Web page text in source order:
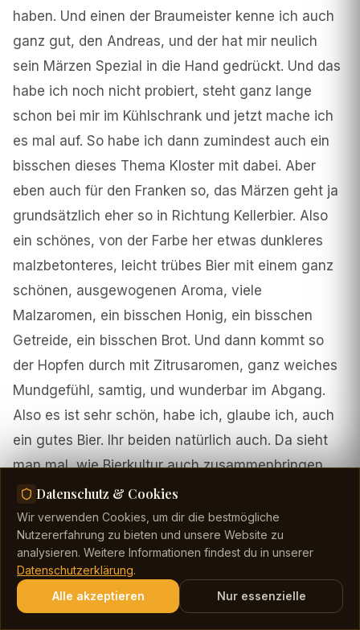
haben. Und einen der Braumeister kenne ich auch
ganz gut, den Andreas, und der hat mir neulich
sein Märzen Spezial in die Hand gedrückt. Und das
habe ich noch nicht probiert, steht ganz lange
schon bei mir im Kühlschrank und jetzt mache ich
es mal auf. So habe ich dann zumindest auch ein
bisschen dieses Thema Kloster mit dabei. Aber
eben auch für den Franken so, das Märzen geht ja
grundsätzlich eher so in Richtung Kellerbier. Also
ein schönes, von der Farbe her etwas dunkleres
malzbetonteres, leicht trübes Bier mit einem ganz
schönen, ausgewogenen Aroma, viele
Malzaromen, ein bisschen Honig, ein bisschen
Getreide, ein bisschen Brot. Und dann kommt so
der Hopfen durch mit Zitrusaromen, ganz weiches
Mundgefühl, samtig, und wunderbar im Abgang.
Also es ist sehr schön, habe ich, glaube ich, auch
ein gutes Bier. Ihr beiden natürlich auch. Da sieht
man mal, wie Bierkultur auch zusammenbringen
kann. Und da sind wir vielleicht bei einem anderen
großen Thema von dir, Henri, nämlich dem Thema
EBCU – The European Beer Consumers Union. Bis
vor fünf, sechs Jahren wusste ich gar nicht, dass
es sowas gibt und was das ist. Ich glaube, vielen
Hörern geht’s auch so. Du bist ja da schon quasi
Datenschutz & Cookies
Wir verwenden Cookies, um dir die bestmögliche
Nutzererfahrung zu bieten und unsere Website zu
analysieren. Weitere Informationen findest du in unserer
Datenschutzerklärung.
Alle akzeptieren
Nur essenzielle